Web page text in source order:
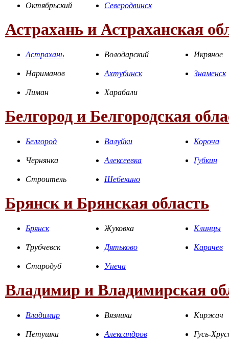
Октябрьский Северодвинск
Астрахань и Астраханская
Астрахань Володарский Икряное
Нариманов Ахтубинск Знаменск
Лиман Харабали
Белгород и Белгородская
Белгород Валуйки Короча
Чернянка Алексеевка Губкин
Строитель Шебекино
Брянск и Брянская область
Брянск Жуковка Клинцы
Трубчевск Дятьково Карачев
Стародуб Унеча
Владимир и Владимирская
Владимир Вязники Киржач
Петушки Александров Гусь-